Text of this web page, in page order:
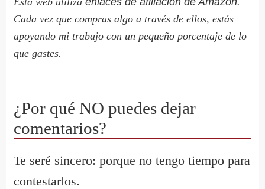
Cada vez que compras algo a través de ellos, estás
apoyando mi trabajo con un pequeño porcentaje de lo
que gastes.
¿Por qué NO puedes dejar
comentarios?
Te seré sincero: porque no tengo tiempo para
contestarlos.